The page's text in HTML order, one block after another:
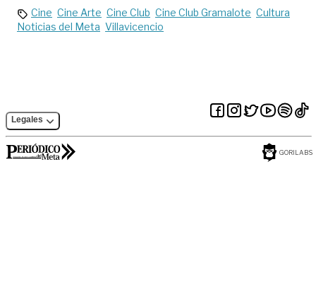
Cine Cine Arte Cine Club Cine Club Gramalote Cultura
Noticias del Meta Villavicencio
Legales
GORILABS